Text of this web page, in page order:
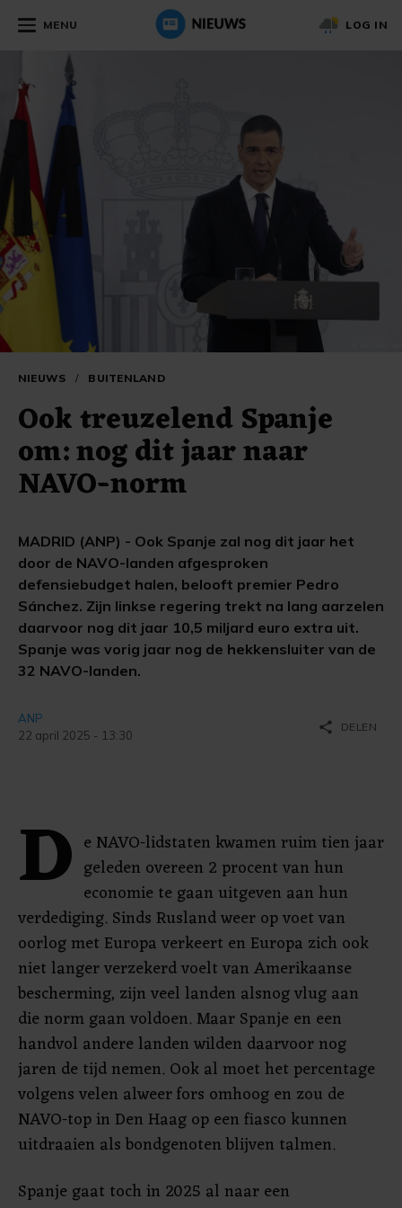
MENU LOG IN
NIEUWS / BUITENLAND
Ook treuzelend Spanje
om: nog dit jaar naar
NAVO-norm
MADRID (ANP) - Ook Spanje zal nog dit jaar het
door de NAVO-landen afgesproken
defensiebudget halen, belooft premier Pedro
Sánchez. Zijn linkse regering trekt na lang aarzelen
daarvoor nog dit jaar 10,5 miljard euro extra uit.
Spanje was vorig jaar nog de hekkensluiter van de
32 NAVO-landen.
ANP
22 april 2025 - 13:30
share DELEN
D e NAVO-lidstaten kwamen ruim tien jaar
geleden overeen 2 procent van hun
economie te gaan uitgeven aan hun
verdediging. Sinds Rusland weer op voet van
oorlog met Europa verkeert en Europa zich ook
niet langer verzekerd voelt van Amerikaanse
bescherming, zijn veel landen alsnog vlug aan
die norm gaan voldoen. Maar Spanje en een
handvol andere landen wilden daarvoor nog
jaren de tijd nemen. Ook al moet het percentage
volgens velen alweer fors omhoog en zou de
NAVO-top in Den Haag op een fiasco kunnen
uitdraaien als bondgenoten blijven talmen.
Spanje gaat toch in 2025 al naar een